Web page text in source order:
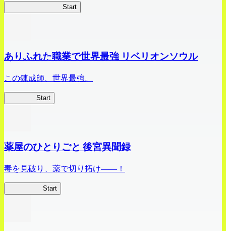
Start
ありふれた職業で世界最強 リベリオンソウル
この錬成師、世界最強。
Start
薬屋のひとりごと 後宮異聞録
毒を見破り、薬で切り拓け――！
Start